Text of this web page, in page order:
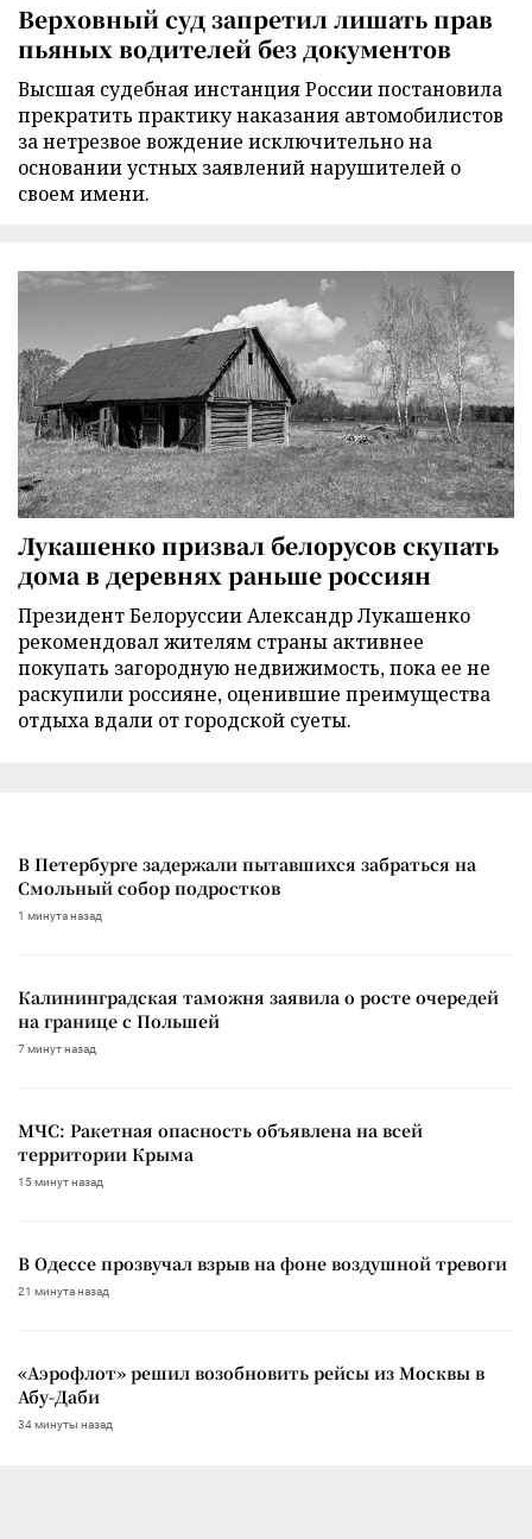
Верховный суд запретил лишать прав
пьяных водителей без документов
Высшая судебная инстанция России постановила
прекратить практику наказания автомобилистов
за нетрезвое вождение исключительно на
основании устных заявлений нарушителей о
своем имени.
Лукашенко призвал белорусов скупать
дома в деревнях раньше россиян
Президент Белоруссии Александр Лукашенко
рекомендовал жителям страны активнее
покупать загородную недвижимость, пока ее не
раскупили россияне, оценившие преимущества
отдыха вдали от городской суеты.
В Петербурге задержали пытавшихся забраться на
Смольный собор подростков
1 минута назад
Калининградская таможня заявила о росте очередей
на границе с Польшей
7 минут назад
МЧС: Ракетная опасность объявлена на всей
территории Крыма
15 минут назад
В Одессе прозвучал взрыв на фоне воздушной тревоги
21 минута назад
«Аэрофлот» решил возобновить рейсы из Москвы в
Абу-Даби
34 минуты назад